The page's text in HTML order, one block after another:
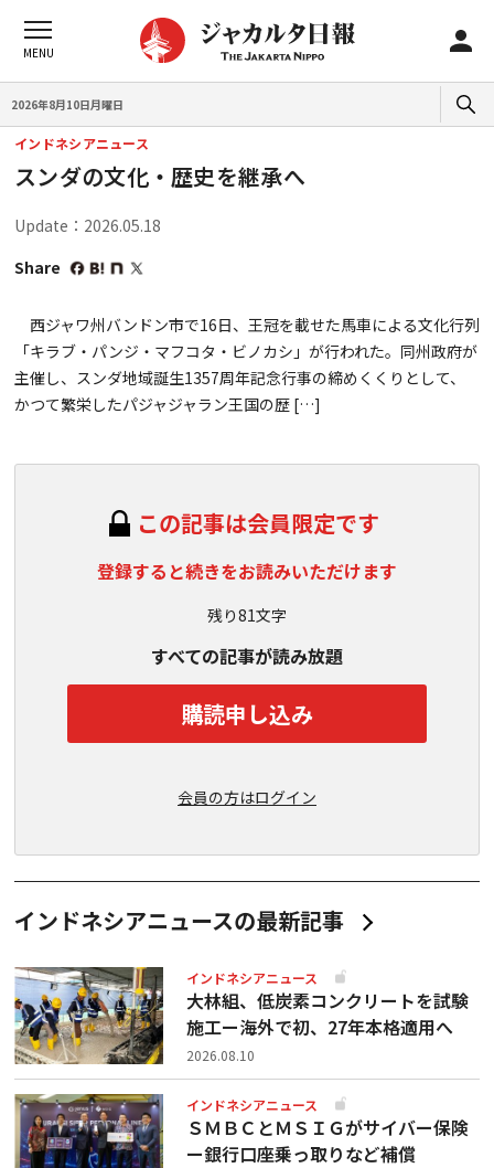
2026年8月10日月曜日
インドネシアニュース
スンダの文化・歴史を継承へ
Update：2026.05.18
Share
西ジャワ州バンドン市で16日、王冠を載せた馬車による文化行列
「キラブ・パンジ・マフコタ・ビノカシ」が行われた。同州政府が
主催し、スンダ地域誕生1357周年記念行事の締めくくりとして、
かつて繁栄したパジャジャラン王国の歴 […]
この記事は会員限定です
登録すると続きをお読みいただけます
残り81文字
すべての記事が読み放題
購読申し込み
会員の方はログイン
インドネシアニュースの最新記事
インドネシアニュース
大林組、低炭素コンクリートを試験
施工ー海外で初、27年本格適用へ
2026.08.10
インドネシアニュース
ＳＭＢＣとＭＳＩＧがサイバー保険
ー銀行口座乗っ取りなど補償